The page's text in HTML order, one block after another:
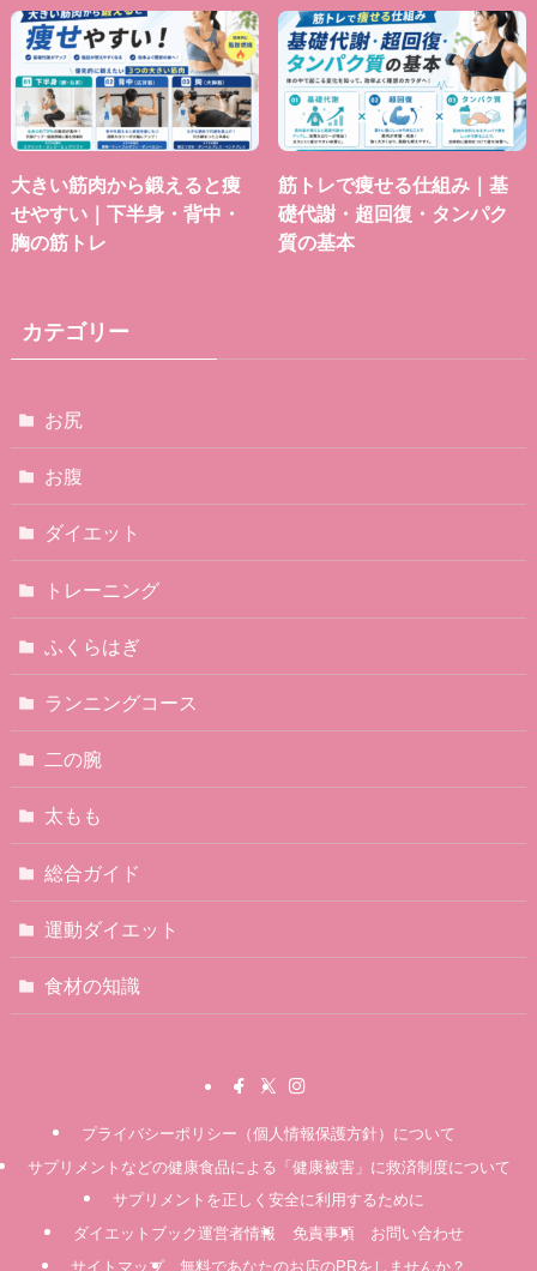
大きい筋肉から鍛えると痩
せやすい｜下半身・背中・
胸の筋トレ
筋トレで痩せる仕組み｜基
礎代謝・超回復・タンパク
質の基本
カテゴリー
お尻
お腹
ダイエット
トレーニング
ふくらはぎ
ランニングコース
二の腕
太もも
総合ガイド
運動ダイエット
食材の知識
プライバシーポリシー（個人情報保護方針）について
サプリメントなどの健康食品による「健康被害」に救済制度について
サプリメントを正しく安全に利用するために
ダイエットブック運営者情報
免責事項
お問い合わせ
サイトマップ
無料であなたのお店のPRをしませんか？